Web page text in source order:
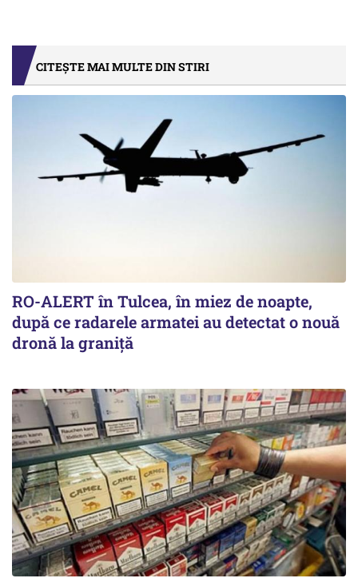
CITEȘTE MAI MULTE DIN STIRI
RO-ALERT în Tulcea, în miez de noapte,
după ce radarele armatei au detectat o nouă
dronă la graniță